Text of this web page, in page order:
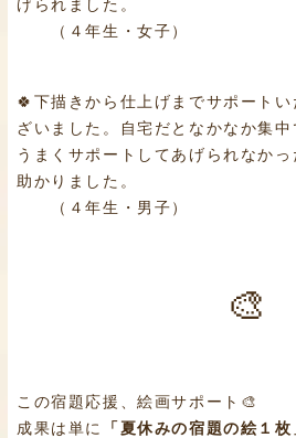
げられました。
（４年生・女子）
🍀下描きから仕上げまでサポート
ざいました。自宅だとなかなか集
うまくサポートしてあげられなか
助かりました。
（４年生・男子）
🎨
この宿題応援、絵画サポート🎨
成果は単に
「夏休みの宿題の絵１枚